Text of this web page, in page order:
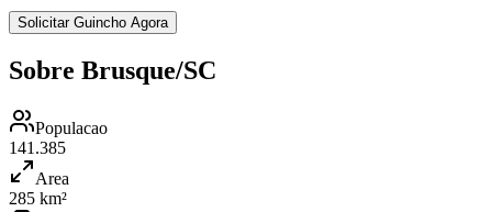
Solicitar Guincho Agora
Sobre Brusque/SC
Populacao
141.385
Area
285 km²